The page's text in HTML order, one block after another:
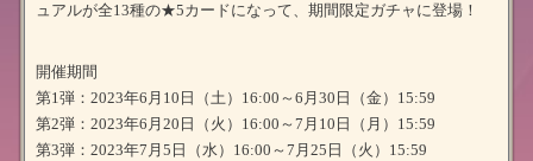
ュアルが全13種の★5カードになって、期間限定ガチャに登場！
開催期間
第1弾：2023年6月10日（土）16:00～6月30日（金）15:59
第2弾：2023年6月20日（火）16:00～7月10日（月）15:59
第3弾：2023年7月5日（水）16:00～7月25日（火）15:59